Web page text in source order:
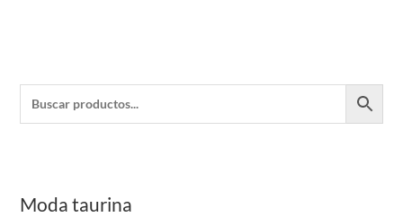
Moda taurina